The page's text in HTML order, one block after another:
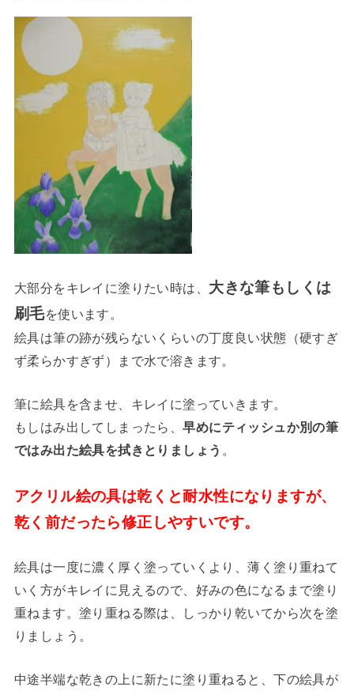
大部分をキレイに塗りたい時は、 大きな筆もしくは
刷毛を使います。
絵具は筆の跡が残らないくらいの丁度良い状態（硬すぎ
ず柔らかすぎず）まで水で溶きます。
筆に絵具を含ませ、キレイに塗っていきます。
もしはみ出してしまったら、早めにティッシュか別の筆
ではみ出た絵具を拭きとりましょう 。
アクリル絵の具は乾くと耐水性になりますが、
乾く前だったら修正しやすいです。
絵具は一度に濃く厚く塗っていくより、薄く塗り重ねて
いく方がキレイに見えるので、好みの色になるまで塗り
重ねます。塗り重ねる際は、しっかり乾いてから次を塗
りましょう。
中途半端な乾きの上に新たに塗り重ねると、下の絵具が